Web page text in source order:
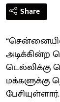
Share
அடிக்கின்ற
டெல்லிக்கு
மக்களுக்கு
பேசியுள்ளார்.